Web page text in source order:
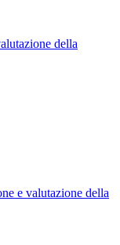
della
e valutazione della